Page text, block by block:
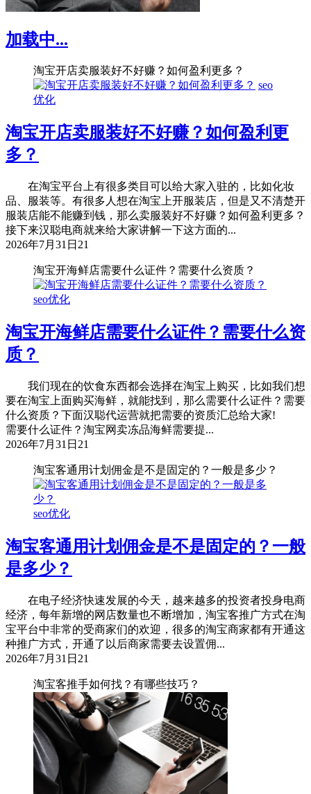
加载中...
淘宝开店卖服装好不好赚？如何盈利更多？
seo
优化
淘宝开店卖服装好不好赚？如何盈利更
多？
在淘宝平台上有很多类目可以给大家入驻的，比如化妆
品、服装等。有很多人想在淘宝上开服装店，但是又不清楚开
服装店能不能赚到钱，那么卖服装好不好赚？如何盈利更多？
接下来汉聪电商就来给大家讲解一下这方面的...
2026年7月31日 21
淘宝开海鲜店需要什么证件？需要什么资质？
seo优化
淘宝开海鲜店需要什么证件？需要什么资
质？
我们现在的饮食东西都会选择在淘宝上购买，比如我们想
要在淘宝上面购买海鲜，就能找到，那么需要什么证件？需要
什么资质？下面汉聪代运营就把需要的资质汇总给大家!
需要什么证件？淘宝网卖冻品海鲜需要提...
2026年7月31日 21
淘宝客通用计划佣金是不是固定的？一般是多少？
seo优化
淘宝客通用计划佣金是不是固定的？一般
是多少？
在电子经济快速发展的今天，越来越多的投资者投身电商
经济，每年新增的网店数量也不断增加，淘宝客推广方式在淘
宝平台中非常的受商家们的欢迎，很多的淘宝商家都有开通这
种推广方式，开通了以后商家需要去设置佣...
2026年7月31日 21
淘宝客推手如何找？有哪些技巧？